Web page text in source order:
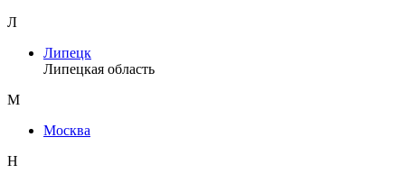
Л
Липецк
Липецкая область
М
Москва
Н